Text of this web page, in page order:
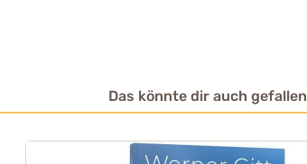
Das könnte dir auch gefallen